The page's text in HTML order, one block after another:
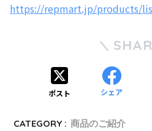
https://repmart.jp/products/
ポスト シェア
CATEGORY : 商品のご紹介